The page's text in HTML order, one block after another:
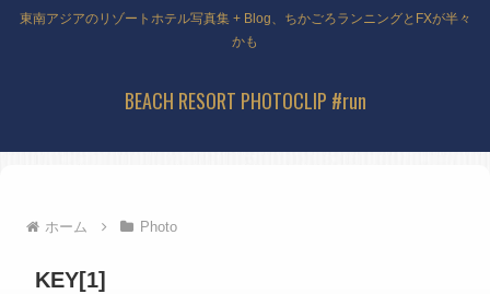
東南アジアのリゾートホテル写真集 + Blog、ちかごろランニングとFXが半々
かも
BEACH RESORT PHOTOCLIP #run
ホーム Photo
KEY[1]